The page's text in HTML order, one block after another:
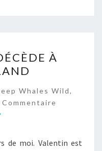
À
Whales Wild,
Commentaire
de moi. Valentin est